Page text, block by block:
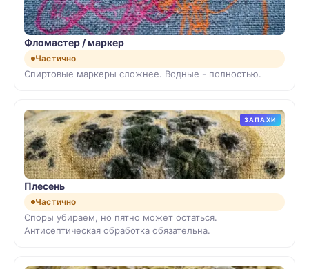
Фломастер / маркер
Частично
Спиртовые маркеры сложнее. Водные - полностью.
ЗАПАХИ
Плесень
Частично
Споры убираем, но пятно может остаться.
Антисептическая обработка обязательна.